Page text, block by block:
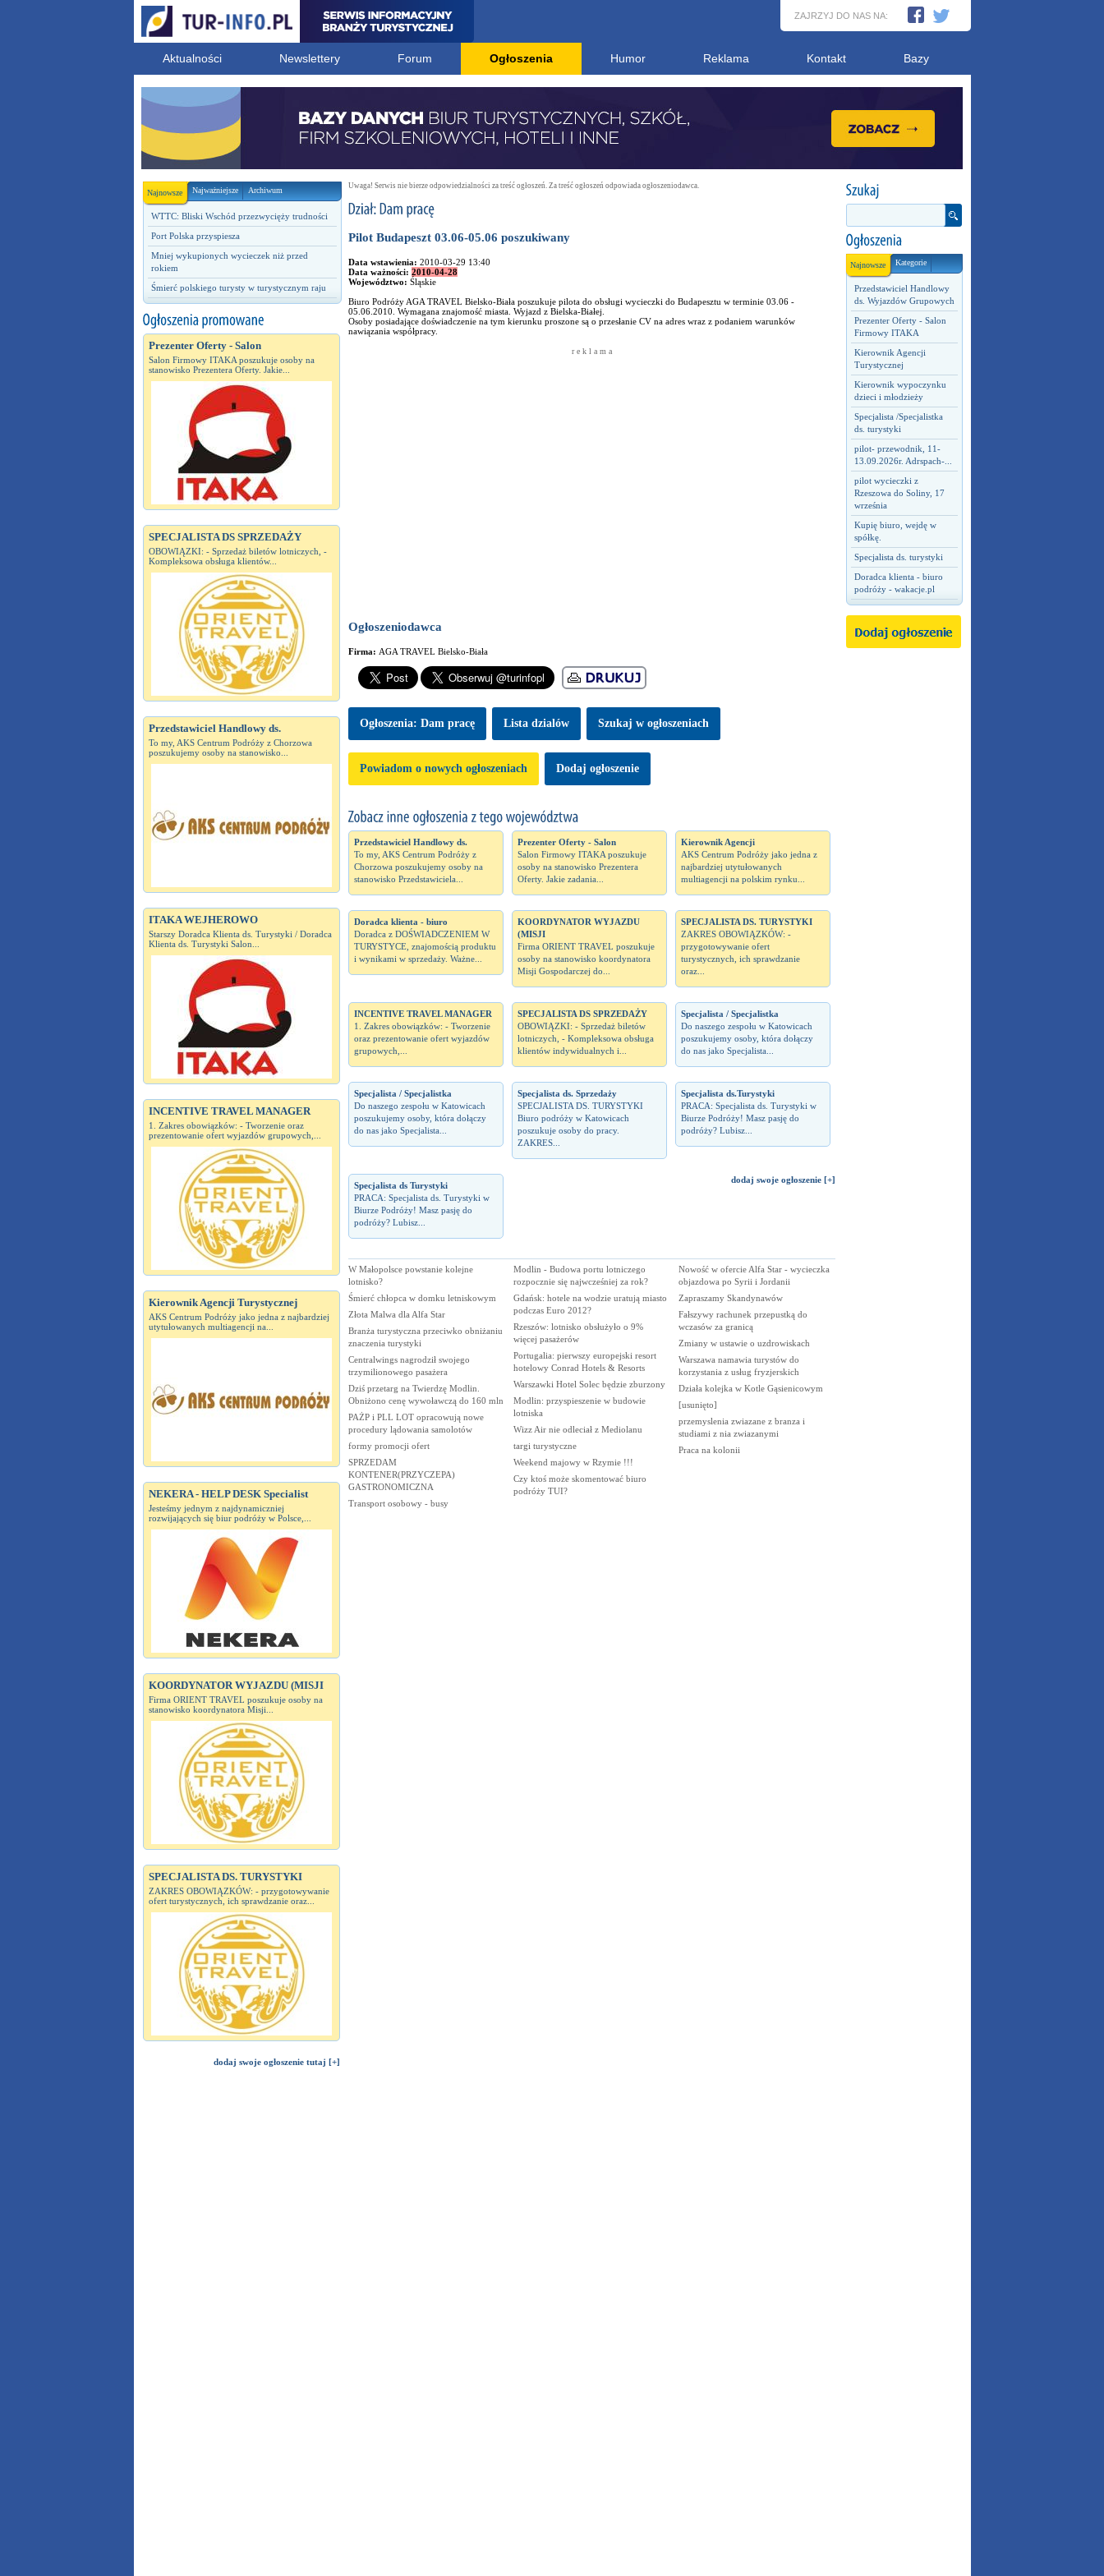
ZAJRZYJ DO NAS NA:
Aktualności Newslettery Forum Ogłoszenia Humor Reklama Kontakt Bazy
Najnowsze Najważniejsze Archiwum
WTTC: Bliski Wschód przezwycięży trudności
Port Polska przyspiesza
Mniej wykupionych wycieczek niż przed
rokiem
Śmierć polskiego turysty w turystycznym raju
Prezenter Oferty - Salon
Salon Firmowy ITAKA poszukuje osoby na
stanowisko Prezentera Oferty. Jakie...
SPECJALISTA DS SPRZEDAŻY
OBOWIĄZKI: - Sprzedaż biletów lotniczych, -
Kompleksowa obsługa klientów...
Przedstawiciel Handlowy ds.
To my, AKS Centrum Podróży z Chorzowa
poszukujemy osoby na stanowisko...
ITAKA WEJHEROWO
Starszy Doradca Klienta ds. Turystyki / Doradca
Klienta ds. Turystyki Salon...
INCENTIVE TRAVEL MANAGER
1. Zakres obowiązków: - Tworzenie oraz
prezentowanie ofert wyjazdów grupowych,...
Kierownik Agencji Turystycznej
AKS Centrum Podróży jako jedna z najbardziej
utytułowanych multiagencji na...
NEKERA - HELP DESK Specialist
Jesteśmy jednym z najdynamiczniej
rozwijających się biur podróży w Polsce,...
KOORDYNATOR WYJAZDU (MISJI
Firma ORIENT TRAVEL poszukuje osoby na
stanowisko koordynatora Misji...
SPECJALISTA DS. TURYSTYKI
ZAKRES OBOWIĄZKÓW: - przygotowywanie
ofert turystycznych, ich sprawdzanie oraz...
dodaj swoje ogłoszenie tutaj [+]
Najnowsze Kategorie
Przedstawiciel Handlowy
ds. Wyjazdów Grupowych
Prezenter Oferty - Salon
Firmowy ITAKA
Kierownik Agencji
Turystycznej
Kierownik wypoczynku
dzieci i młodzieży
Specjalista /Specjalistka
ds. turystyki
pilot- przewodnik, 11-
13.09.2026r. Adrspach-...
pilot wycieczki z
Rzeszowa do Soliny, 17
września
Kupię biuro, wejdę w
spółkę.
Specjalista ds. turystyki
Doradca klienta - biuro
podróży - wakacje.pl
Uwaga! Serwis nie bierze odpowiedzialności za treść ogłoszeń. Za treść ogłoszeń odpowiada ogłoszeniodawca.
Pilot Budapeszt 03.06-05.06 poszukiwany
Data wstawienia: 2010-03-29 13:40
Data ważności: 2010-04-28
Województwo: Śląskie
Biuro Podróży AGA TRAVEL Bielsko-Biała poszukuje pilota do obsługi wycieczki do Budapesztu w terminie 03.06 -
05.06.2010. Wymagana znajomość miasta. Wyjazd z Bielska-Białej.
Osoby posiadające doświadczenie na tym kierunku proszone są o przesłanie CV na adres wraz z podaniem warunków
nawiązania współpracy.
r e k l a m a
Ogłoszeniodawca
Firma: AGA TRAVEL Bielsko-Biała
Ogłoszenia: Dam pracę Lista dzialów Szukaj w ogłoszeniach
Powiadom o nowych ogłoszeniach Dodaj ogłoszenie
Przedstawiciel Handlowy ds.
To my, AKS Centrum Podróży z
Chorzowa poszukujemy osoby na
stanowisko Przedstawiciela...
Prezenter Oferty - Salon
Salon Firmowy ITAKA poszukuje
osoby na stanowisko Prezentera
Oferty. Jakie zadania...
Kierownik Agencji
AKS Centrum Podróży jako jedna z
najbardziej utytułowanych
multiagencji na polskim rynku...
Doradca klienta - biuro
Doradca z DOŚWIADCZENIEM W
TURYSTYCE, znajomością produktu
i wynikami w sprzedaży. Ważne...
KOORDYNATOR WYJAZDU
(MISJI
Firma ORIENT TRAVEL poszukuje
osoby na stanowisko koordynatora
Misji Gospodarczej do...
SPECJALISTA DS. TURYSTYKI
ZAKRES OBOWIĄZKÓW: -
przygotowywanie ofert
turystycznych, ich sprawdzanie
oraz...
INCENTIVE TRAVEL MANAGER
1. Zakres obowiązków: - Tworzenie
oraz prezentowanie ofert wyjazdów
grupowych,...
SPECJALISTA DS SPRZEDAŻY
OBOWIĄZKI: - Sprzedaż biletów
lotniczych, - Kompleksowa obsługa
klientów indywidualnych i...
Specjalista / Specjalistka
Do naszego zespołu w Katowicach
poszukujemy osoby, która dołączy
do nas jako Specjalista...
Specjalista / Specjalistka
Do naszego zespołu w Katowicach
poszukujemy osoby, która dołączy
do nas jako Specjalista...
Specjalista ds. Sprzedaży
SPECJALISTA DS. TURYSTYKI
Biuro podróży w Katowicach
poszukuje osoby do pracy.
ZAKRES...
Specjalista ds.Turystyki
PRACA: Specjalista ds. Turystyki w
Biurze Podróży! Masz pasję do
podróży? Lubisz...
Specjalista ds Turystyki
PRACA: Specjalista ds. Turystyki w
Biurze Podróży! Masz pasję do
podróży? Lubisz...
dodaj swoje ogłoszenie [+]
W Małopolsce powstanie kolejne
lotnisko?
Śmierć chłopca w domku letniskowym
Złota Malwa dla Alfa Star
Branża turystyczna przeciwko obniżaniu
znaczenia turystyki
Centralwings nagrodził swojego
trzymilionowego pasażera
Dziś przetarg na Twierdzę Modlin.
Obniżono cenę wywoławczą do 160 mln
PAŻP i PLL LOT opracowują nowe
procedury lądowania samolotów
formy promocji ofert
SPRZEDAM
KONTENER(PRZYCZEPA)
GASTRONOMICZNA
Transport osobowy - busy
Modlin - Budowa portu lotniczego
rozpocznie się najwcześniej za rok?
Gdańsk: hotele na wodzie uratują miasto
podczas Euro 2012?
Rzeszów: lotnisko obsłużyło o 9%
więcej pasażerów
Portugalia: pierwszy europejski resort
hotelowy Conrad Hotels & Resorts
Warszawki Hotel Solec będzie zburzony
Modlin: przyspieszenie w budowie
lotniska
Wizz Air nie odleciał z Mediolanu
targi turystyczne
Weekend majowy w Rzymie !!!
Czy ktoś może skomentować biuro
podróży TUI?
Nowość w ofercie Alfa Star - wycieczka
objazdowa po Syrii i Jordanii
Zapraszamy Skandynawów
Fałszywy rachunek przepustką do
wczasów za granicą
Zmiany w ustawie o uzdrowiskach
Warszawa namawia turystów do
korzystania z usług fryzjerskich
Działa kolejka w Kotle Gąsienicowym
[usunięto]
przemyslenia zwiazane z branza i
studiami z nia zwiazanymi
Praca na kolonii